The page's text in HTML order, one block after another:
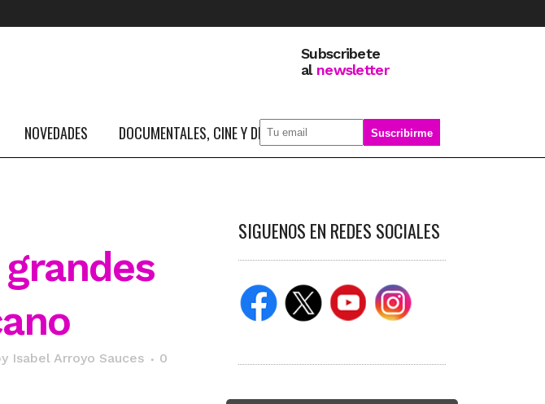
Subscribete
al newsletter
NOVEDADES DOCUMENTALES, CINE Y DEPORTE SOBRE MÍ
Isabel Arroyo Sauces
0
SIGUENOS EN REDES SOCIALES